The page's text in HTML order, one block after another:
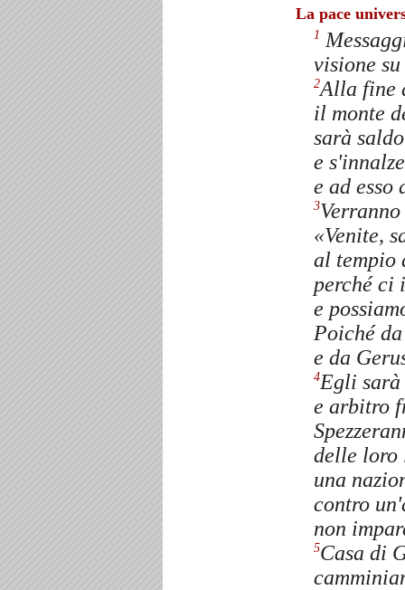
La pace
1
visione
2Alla fine
il monte
sarà
e
e ad
3
«Venite,
al tempio
perché ci
e
Poiché
e da
4Egli
e arbitro
delle loro
una
contro
non
5Casa di